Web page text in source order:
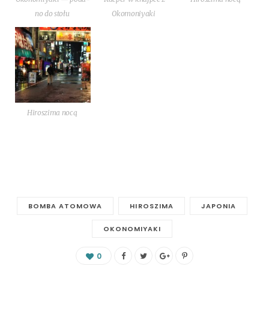
no do stołu
Okomoniyaki
Hiro­szi­ma nocą
BOMBA ATOMOWA HIROSZIMA JAPONIA
OKONOMIYAKI
0